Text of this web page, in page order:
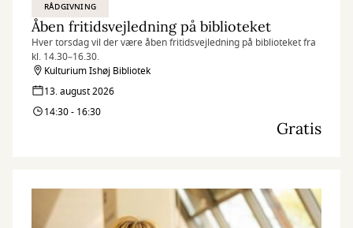
RÅDGIVNING
Åben fritidsvejledning på biblioteket
Hver torsdag vil der være åben fritidsvejledning på biblioteket fra
kl. 14.30–16.30.
Kulturium Ishøj Bibliotek
13. august 2026
14:30 - 16:30
Gratis